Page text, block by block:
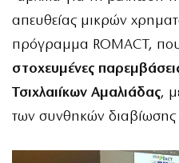
απευθείας μικρών
πρόγραμμα ROMACT,
στοχευμένες
Τσιχλαιίκων Αμαλιάδας,
των συνθηκών διαβίωσης